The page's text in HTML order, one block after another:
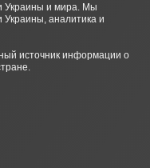
Украины и мира. Мы
Украины, аналитика и
источник информации о